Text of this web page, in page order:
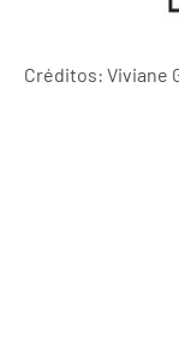
Créditos: Viviane